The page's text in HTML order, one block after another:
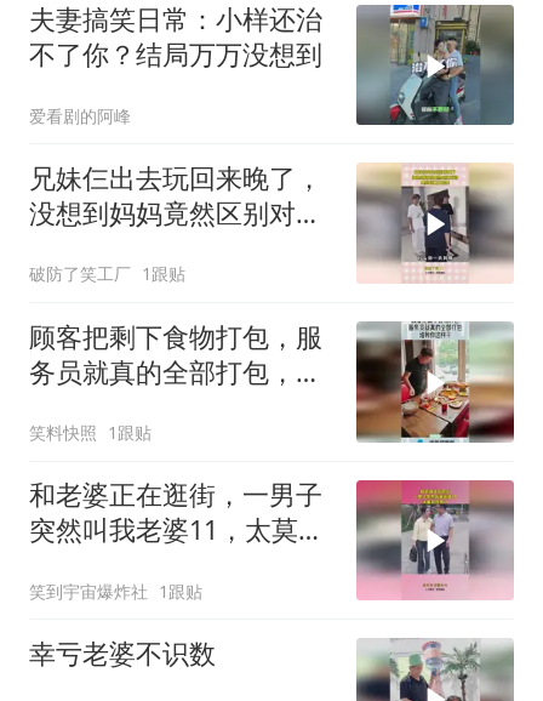
夫妻搞笑日常：小样还治
不了你？结局万万没想到
爱看剧的阿峰
兄妹仨出去玩回来晚了，
没想到妈妈竟然区别对
破防了笑工厂 1跟贴
顾客把剩下食物打包，服
务员就真的全部打包，谁
笑料快照 1跟贴
和老婆正在逛街，一男子
突然叫我老婆11，太莫名
笑到宇宙爆炸社 1跟贴
幸亏老婆不识数